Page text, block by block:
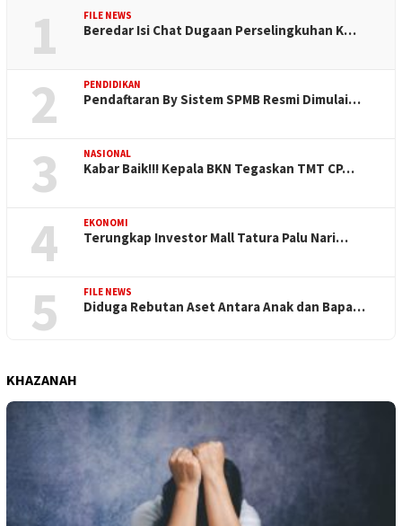
1 FILE NEWS
Beredar Isi Chat Dugaan Perselingkuhan K…
2 PENDIDIKAN
Pendaftaran By Sistem SPMB Resmi Dimulai…
3 NASIONAL
Kabar Baik!!! Kepala BKN Tegaskan TMT CP…
4 EKONOMI
Terungkap Investor Mall Tatura Palu Nari…
5 FILE NEWS
Diduga Rebutan Aset Antara Anak dan Bapa…
KHAZANAH